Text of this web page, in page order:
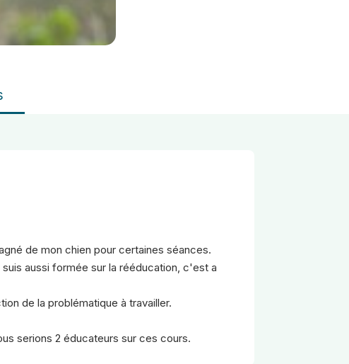
de mon chien pour certaines séances.
aussi formée sur la rééducation, c'est a
de la problématique à travailler.
serions 2 éducateurs sur ces cours.